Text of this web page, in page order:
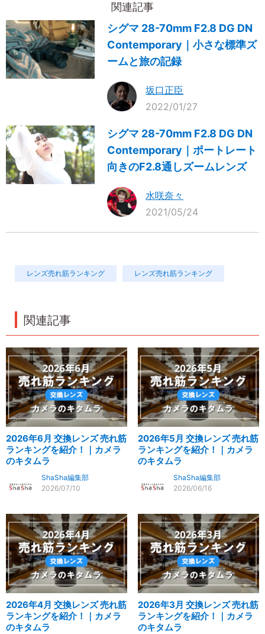
関連記事
シグマ 28-70mm F2.8 DG DN
Contemporary｜小さな標準ズ
ームと旅の記録
坂口正臣
2022/01/27
シグマ 28-70mm F2.8 DG DN
Contemporary｜ポートレート
向きのF2.8通しズームレンズ
水咲奈々
2021/05/24
レンズ売れ筋ランキング レンズ売れ筋ランキング
関連記事
2026年6月 交換レンズ 売れ筋
ランキングを紹介！｜カメラ
のキタムラ
ShaSha編集部
2026/07/10
2026年5月 交換レンズ 売れ筋
ランキングを紹介！｜カメラ
のキタムラ
ShaSha編集部
2026/06/16
2026年4月 交換レンズ 売れ筋
ランキングを紹介！｜カメラ
のキタムラ
2026年3月 交換レンズ 売れ筋
ランキングを紹介！｜カメラ
のキタムラ